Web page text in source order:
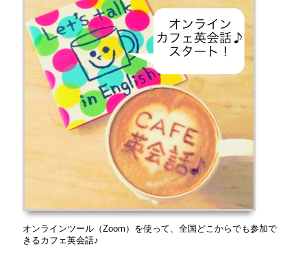
オンラインツール（Zoom）を使って、全国どこからでも参加で
きるカフェ英会話♪